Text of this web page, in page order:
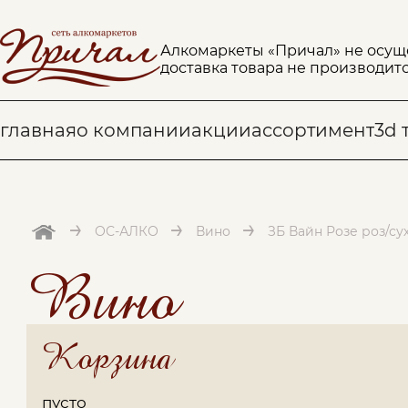
Алкомаркеты «Причал» не
доставка товара не
главнаяо компанииакцииассортимент3d
→ ОС-АЛКО → Вино → ЗБ Вайн Розе роз/
Вино
Корзина
пусто